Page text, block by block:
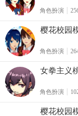
角色扮演
樱花校园
角色扮演
女拳主义
角色扮演
樱花校园